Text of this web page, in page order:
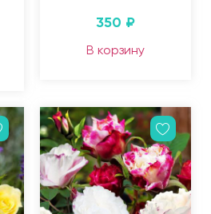
350 ₽
В корзину